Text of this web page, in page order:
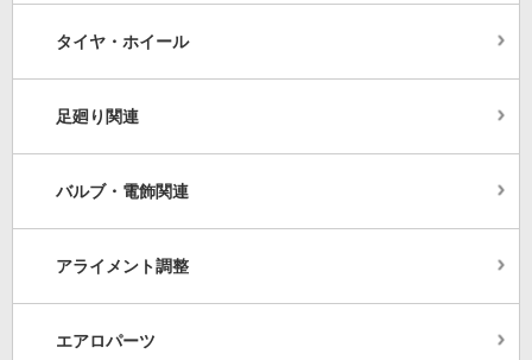
タイヤ・ホイール
足廻り関連
バルブ・電飾関連
アライメント調整
エアロパーツ